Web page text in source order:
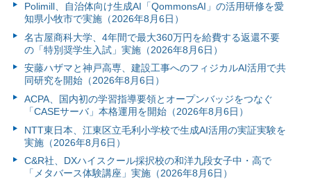
Polimill、自治体向け生成AI「QommonsAI」の活用研修を愛
知県小牧市で実施（2026年8月6日）
名古屋商科大学、4年間で最大360万円を給費する返還不要
の「特別奨学生入試」実施（2026年8月6日）
安藤ハザマと神戸高専、建設工事へのフィジカルAI活用で共
同研究を開始（2026年8月6日）
ACPA、国内初の学習指導要領とオープンバッジをつなぐ
「CASEサーバ」本格運用を開始（2026年8月6日）
NTT東日本、江東区立毛利小学校で生成AI活用の実証実験を
実施（2026年8月6日）
C&R社、DXハイスクール採択校の和洋九段女子中・高で
「メタバース体験講座」実施（2026年8月6日）